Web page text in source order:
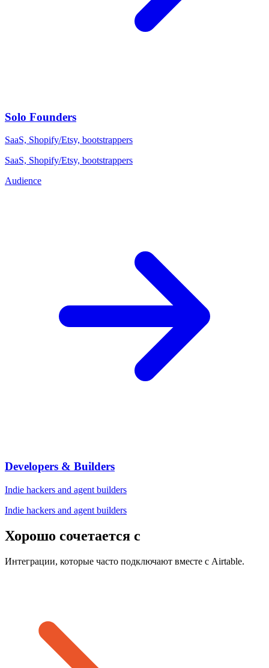
Solo Founders
SaaS, Shopify/Etsy, bootstrappers
SaaS, Shopify/Etsy, bootstrappers
Audience
Developers & Builders
Indie hackers and agent builders
Indie hackers and agent builders
Хорошо сочетается с
Интеграции, которые часто подключают вместе с Airtable.